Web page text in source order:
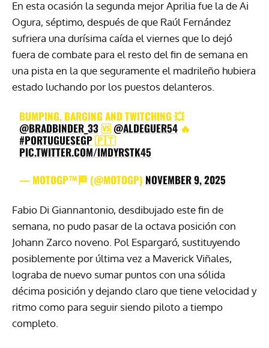
En esta ocasión la segunda mejor Aprilia fue la de Ai
Ogura, séptimo, después de que Raúl Fernández
sufriera una durísima caída el viernes que lo dejó
fuera de combate para el resto del fin de semana en
una pista en la que seguramente el madrileño hubiera
estado luchando por los puestos delanteros.
BUMPING, BARGING AND TWITCHING 💥
@BRADBINDER_33🆚 @ALDEGUER54 🔥
#PORTUGUESEGP🇵🇹
PIC.TWITTER.COM/IMDYRSTK45
— MOTOGP™🏁 (@MOTOGP) NOVEMBER 9, 2025
Fabio Di Giannantonio, desdibujado este fin de
semana, no pudo pasar de la octava posición con
Johann Zarco noveno. Pol Espargaró, sustituyendo
posiblemente por última vez a Maverick Viñales,
lograba de nuevo sumar puntos con una sólida
décima posición y dejando claro que tiene velocidad y
ritmo como para seguir siendo piloto a tiempo
completo.